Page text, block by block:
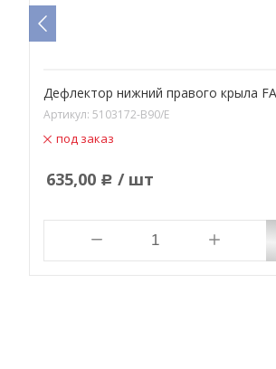
Дефлектор нижний правого крыла
Артикул: 5103172-B90/E
под заказ
635,00 Р / шт